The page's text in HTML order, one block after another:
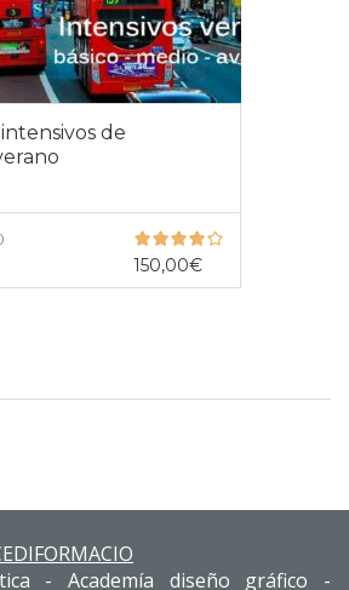
de
150,00€
- Academía diseño gráfico -